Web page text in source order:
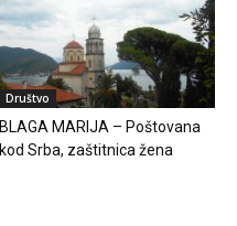
Društvo
BLAGA MARIJA – Poštovana
kod Srba, zaštitnica žena